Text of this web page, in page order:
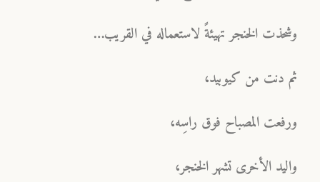
وشحذت الخنجر تهيئةً لاستعماله في القريب…
ثم دنت من كيوبيد،
ورفعت المصباح فوق راسِه،
واليد الأخرى تشهر الخنجر،